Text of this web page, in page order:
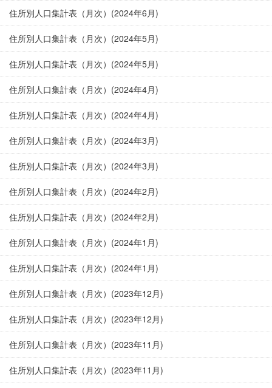
住所別人口集計表（月次）(2024年6月)
住所別人口集計表（月次）(2024年5月)
住所別人口集計表（月次）(2024年5月)
住所別人口集計表（月次）(2024年4月)
住所別人口集計表（月次）(2024年4月)
住所別人口集計表（月次）(2024年3月)
住所別人口集計表（月次）(2024年3月)
住所別人口集計表（月次）(2024年2月)
住所別人口集計表（月次）(2024年2月)
住所別人口集計表（月次）(2024年1月)
住所別人口集計表（月次）(2024年1月)
住所別人口集計表（月次）(2023年12月)
住所別人口集計表（月次）(2023年12月)
住所別人口集計表（月次）(2023年11月)
住所別人口集計表（月次）(2023年11月)